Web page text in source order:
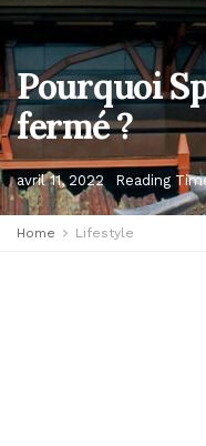
Pourquoi
fermé ?
avril 11, 2022 Reading
Home Lifestyle